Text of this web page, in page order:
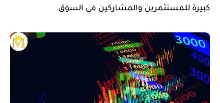
كبيرة للمستثمرين والمشاركين في السوق.